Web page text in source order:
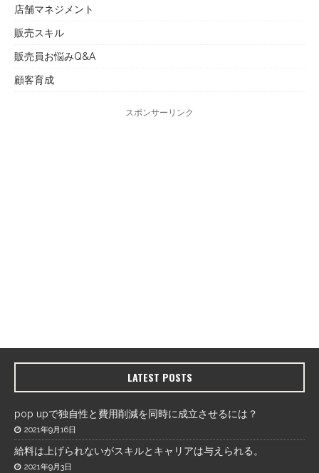
店舗マネジメント
販売スキル
販売員お悩みQ&A
顧客育成
スポンサーリンク
LATEST POSTS
pop upで独自性と費用削減を同時に成立させるには？
2021年9月16日
給料は上げられないがスキルとキャリアは与えられる。
2021年9月3日